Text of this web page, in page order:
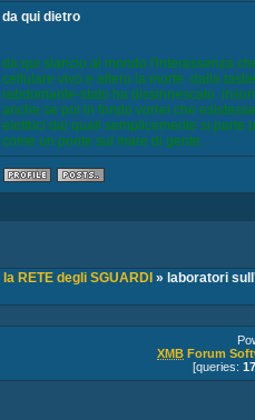
da qui dietro
da qui slancio al mondo l'interassenza
cellulare vivo e altero la morte. dalla
rabdomante-stato ha dissinnescato.
anche se poi in fondo vorrei che
elettrici dai quali semplicemente si parte
come un ponte sul mare di gente.
la RETE degli SGUARDI » laboratori
XMB Forum
[queries: 17